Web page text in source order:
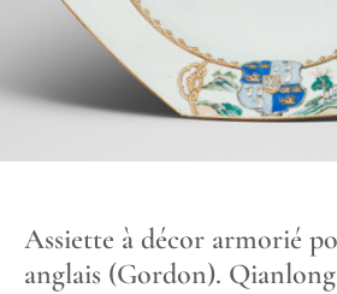
Assiette à décor armorié
anglais (Gordon). Qianlong